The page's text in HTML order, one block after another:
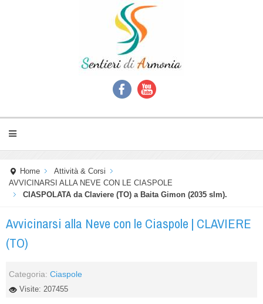
Home
Attività & Corsi
AVVICINARSI ALLA NEVE CON LE CIASPOLE
CIASPOLATA da Claviere (TO) a Baita Gimon (2035 slm).
Avvicinarsi alla Neve con le Ciaspole | CLAVIERE
(TO)
Categoria: Ciaspole
Visite: 207455